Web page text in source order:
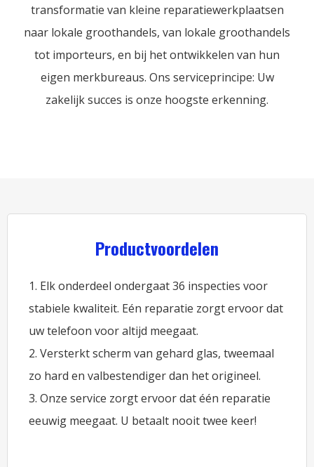
transformatie van kleine reparatiewerkplaatsen
naar lokale groothandels, van lokale groothandels
tot importeurs, en bij het ontwikkelen van hun
eigen merkbureaus. Ons serviceprincipe: Uw
zakelijk succes is onze hoogste erkenning.
Productvoordelen
1. Elk onderdeel ondergaat 36 inspecties voor
stabiele kwaliteit. Eén reparatie zorgt ervoor dat
uw telefoon voor altijd meegaat.
2. Versterkt scherm van gehard glas, tweemaal
zo hard en valbestendiger dan het origineel.
3. Onze service zorgt ervoor dat één reparatie
eeuwig meegaat. U betaalt nooit twee keer!